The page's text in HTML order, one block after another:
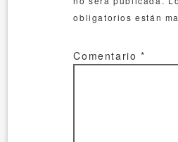
obligatorios están
Comentario*